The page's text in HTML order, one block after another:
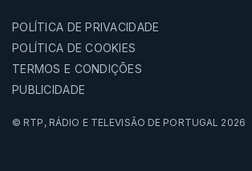
POLÍTICA DE PRIVACIDADE
POLÍTICA DE COOKIES
TERMOS E CONDIÇÕES
PUBLICIDADE
© RTP, RÁDIO E TELEVISÃO DE PORTUGAL 2026